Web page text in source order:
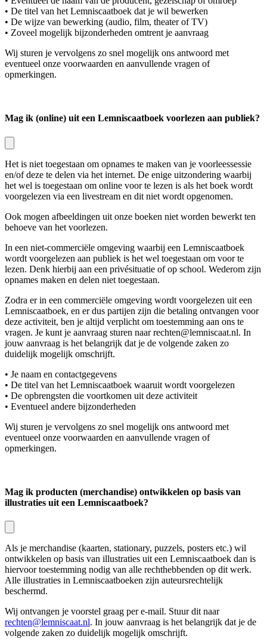
• De titel van het Lemniscaatboek dat je wil bewerken
• De wijze van bewerking (audio, film, theater of TV)
• Zoveel mogelijk bijzonderheden omtrent je aanvraag
Wij sturen je vervolgens zo snel mogelijk ons antwoord met
eventueel onze voorwaarden en aanvullende vragen of
opmerkingen.
Mag ik (online) uit een Lemniscaatboek voorlezen aan publiek?
Het is niet toegestaan om opnames te maken van je voorleessessie
en/of deze te delen via het internet. De enige uitzondering waarbij
het wel is toegestaan om online voor te lezen is als het boek wordt
voorgelezen via een livestream en dit niet wordt opgenomen.
Ook mogen afbeeldingen uit onze boeken niet worden bewerkt ten
behoeve van het voorlezen.
In een niet-commerciële omgeving waarbij een Lemniscaatboek
wordt voorgelezen aan publiek is het wel toegestaan om voor te
lezen. Denk hierbij aan een privésituatie of op school. Wederom zijn
opnames maken en delen niet toegestaan.
Zodra er in een commerciële omgeving wordt voorgelezen uit een
Lemniscaatboek, en er dus partijen zijn die betaling ontvangen voor
deze activiteit, ben je altijd verplicht om toestemming aan ons te
vragen. Je kunt je aanvraag sturen naar rechten@lemniscaat.nl. In
jouw aanvraag is het belangrijk dat je de volgende zaken zo
duidelijk mogelijk omschrijft.
• Je naam en contactgegevens
• De titel van het Lemniscaatboek waaruit wordt voorgelezen
• De opbrengsten die voortkomen uit deze activiteit
• Eventueel andere bijzonderheden
Wij sturen je vervolgens zo snel mogelijk ons antwoord met
eventueel onze voorwaarden en aanvullende vragen of
opmerkingen.
Mag ik producten (merchandise) ontwikkelen op basis van
illustraties uit een Lemniscaatboek?
Als je merchandise (kaarten, stationary, puzzels, posters etc.) wil
ontwikkelen op basis van illustraties uit een Lemniscaatboek dan is
hiervoor toestemming nodig van alle rechthebbenden op dit werk.
Alle illustraties in Lemniscaatboeken zijn auteursrechtelijk
beschermd.
Wij ontvangen je voorstel graag per e-mail. Stuur dit naar
rechten@lemniscaat.nl. In jouw aanvraag is het belangrijk dat je de
volgende zaken zo duidelijk mogelijk omschrijft.